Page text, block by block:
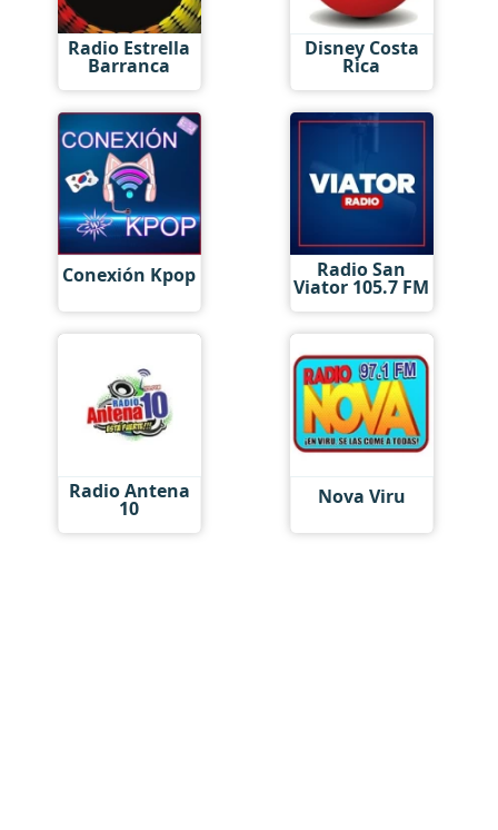
Radio Estrella
Barranca
Disney Costa
Rica
Conexión Kpop Radio San
Viator 105.7 FM
Radio Antena
10 Nova Viru